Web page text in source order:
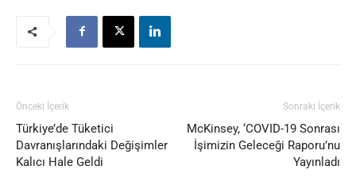
Önceki İçerik
Türkiye’de Tüketici
Davranışlarındaki Değişimler
Kalıcı Hale Geldi
Sonraki İçerik
McKinsey, ‘COVID-19 Sonrası
İşimizin Geleceği Raporu’nu
Yayınladı